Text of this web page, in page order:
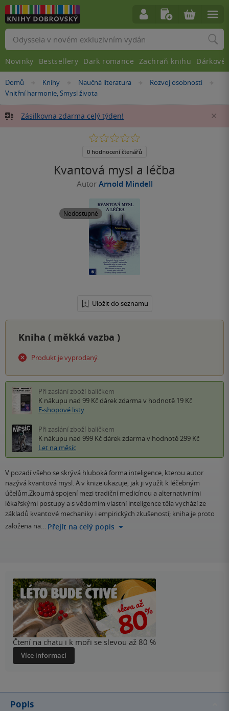
Nacházíte
se
Domů »Knihy »Naučná literatura »
Rozvoj osobnosti
Vnitřní harmonie, Smysl života
Zásilkovna zdarma celý týden!
Kvantová mysl a léčba
Autor Arnold Mindell
Nedostupné
Uložit do seznamu
0.0
5
0 hodnocení čtenářů
Kniha ( měkká vazba )
Produkt je vyprodaný.
Při zaslání zboží balíčkem
K nákupu nad 99 Kč dárek zdarma v hodnotě 19 Kč
E-shopové listy
Při zaslání zboží balíčkem
K nákupu nad 999 Kč dárek zdarma v hodnotě 299 Kč
Let na měsíc
V pozadí všeho se skrývá hluboká forma inteligence, kterou autor
nazývá kvantová mysl. A v knize ukazuje, jak ji využít k léčebným
účelům.Zkoumá spojení mezi tradiční medicínou a alternativními
lékařskými postupy a s vědomím vlastní inteligence těla vychází ze
základů kvantové mechaniky i empirických zkušeností; kniha je proto
založena na… Přejít na celý popis
Čtení na chatu i k moři se slevou až 80 %
Více informací
Popis
Vyhledávání
Novinky Bestsellery Dark romance Zachraň knihu Dárkové